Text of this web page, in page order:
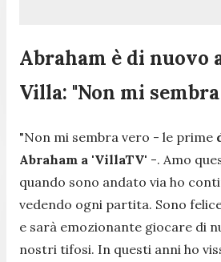
Abraham è di nuovo
Villa: "Non mi
"Non mi sembra vero - le prime
Abraham a 'VillaTV' -. Amo
quando sono andato via ho
vedendo ogni partita. Sono
e sarà emozionante giocare di
nostri tifosi. In questi anni ho